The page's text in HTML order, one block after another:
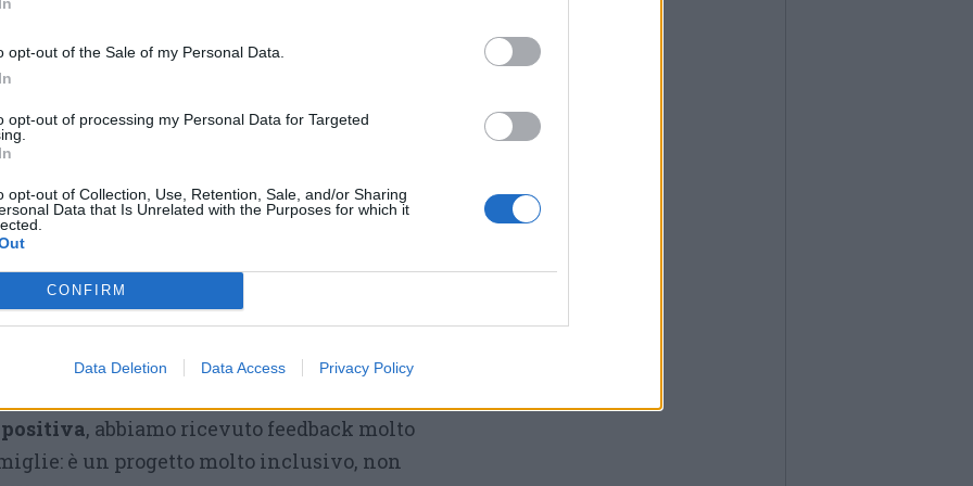
opt-out of the Sale of my Personal Data.
opt-out of processing my Personal Data for Targeted
opt-out of Collection, Use, Retention, Sale, and/or Sharing
Data that Is Unrelated with the Purposes for which it
CONFIRM
Data Deletion Data Access Privacy Policy
disponibilità della scuola, che hanno
tradizionali per far partecipare ragazzi al
calendario delle lezioni, va detto, non è
possa proseguire anche nei prossimi
molto in questo progetto anche se quando è
un po’ spaventati dal momento che le ore
anche le classi coinvolte – hanno
Cassis e Maria Luisa Leoni -. Ci è
opportunità ai bambini, e abbiamo
e spazi.
positiva, abbiamo ricevuto feedback molto
è un progetto molto inclusivo, non